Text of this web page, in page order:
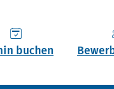
buchen